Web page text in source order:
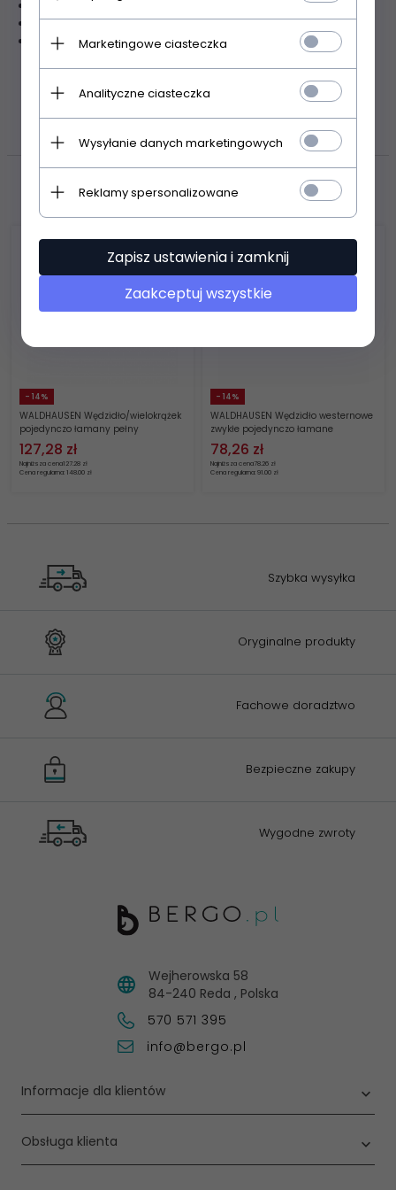
wykonane ze stali nierdzewnej
pierścienie o średnicy 5 cm
grubość: 16 mm
ZASOBY DOTYCZĄCE
BEZPIECZEŃSTWA I PRODUKTÓW
Polecamy
- 14%
WALDHAUSEN Wędzidło/wielokrążek
pojedynczo łamany pełny
127,28 zł
Najniższa cena127.28 zł
Cena regularna: 148.00 zł
- 14%
WALDHAUSEN Wędzidło westernowe
zwykłe pojedynczo łamane
78,26 zł
Najniższa cena78.26 zł
Cena regularna: 91.00 zł
Szybka wysyłka
Oryginalne produkty
Fachowe doradztwo
Bezpieczne zakupy
Wygodne zwroty
Wejherowska 58
84-240 Reda , Polska
570 571 395
info@bergo.pl
Informacje dla klientów
Obsługa klienta
Marketingowe ciasteczka
Analityczne ciasteczka
Wysyłanie danych marketingowych
Reklamy spersonalizowane
Zapisz ustawienia i zamknij
Zaakceptuj wszystkie